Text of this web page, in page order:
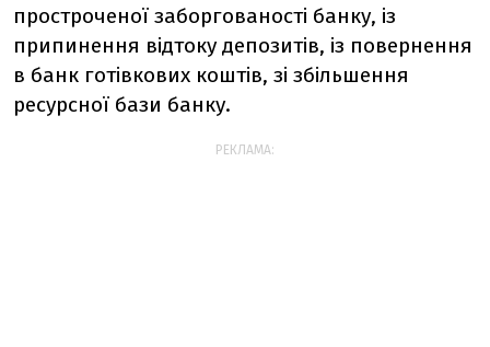
простроченої заборгованості банку, із
припинення відтоку депозитів, із повернення
в банк готівкових коштів, зі збільшення
ресурсної бази банку.
РЕКЛАМА: